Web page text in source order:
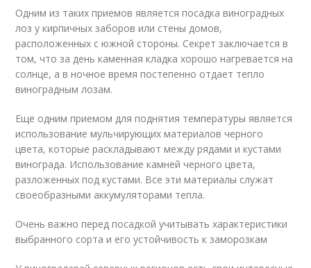
Одним из таких приемов является посадка виноградных
лоз у кирпичных заборов или стены домов,
расположенных с южной стороны. Секрет заключается в
том, что за день каменная кладка хорошо нагревается на
солнце, а в ночное время постепенно отдает тепло
виноградным лозам.
Еще одним приемом для поднятия температуры является
использование мульчирующих материалов черного
цвета, которые раскладывают между рядами и кустами
винограда. Использование камней черного цвета,
разложенных под кустами. Все эти материалы служат
своеобразными аккумуляторами тепла.
Очень важно перед посадкой учитывать характеристики
выбранного сорта и его устойчивость к заморозкам